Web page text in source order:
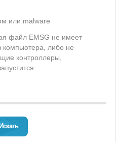
или malware
файл EMSG не имеет
компьютера, либо не
контроллеры,
Искать